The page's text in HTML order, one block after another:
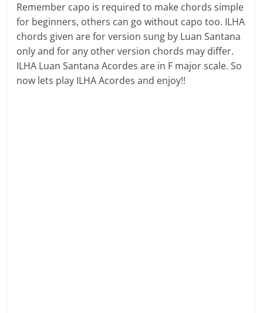
Remember capo is required to make chords simple
for beginners, others can go without capo too. ILHA
chords given are for version sung by Luan Santana
only and for any other version chords may differ.
ILHA Luan Santana Acordes are in F major scale. So
now lets play ILHA Acordes and enjoy!!